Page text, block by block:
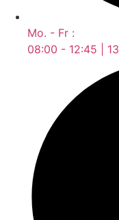
Mo. - Fr :
08:00 - 12:45 |